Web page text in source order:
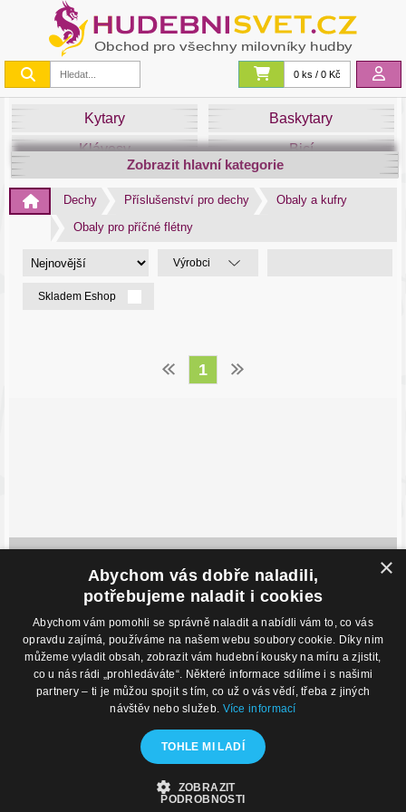
0 ks / 0 Kč
Kytary
Baskytary
Klávesy
Bicí
Smyčce
Dechy
Světla
Zobrazit hlavní kategorie
Dechy Příslušenství pro dechy
Obaly a kufry
Obaly pro příčné flétny
Výrobci
Skladem Eshop
1
Havlíčkovo Nábřeží 28,
702 00, Ostrava
Kontakty
Eshop: +420 725 169 052
Prodejna: +420 596 113 012
eshop@hudebnisvet.cz
O nákupu
Obchodní podmínky
Podmínky prodeje na splátky
Kontakty
×
Abychom vás dobře naladili,
potřebujeme naladit i cookies
Abychom vám pomohli se správně naladit a nabídli vám to, co vás
opravdu zajímá, používáme na našem webu soubory cookie. Díky nim
můžeme vyladit obsah, zobrazit vám hudební kousky na míru a zjistit,
co u nás rádi „prohledáváte“. Některé informace sdílíme i s našimi
partnery – ti je můžou spojit s tím, co už o vás vědí, třeba z jiných
návštěv nebo služeb. Více informací
TOHLE MI LADÍ
ZOBRAZIT
PODROBNOSTI